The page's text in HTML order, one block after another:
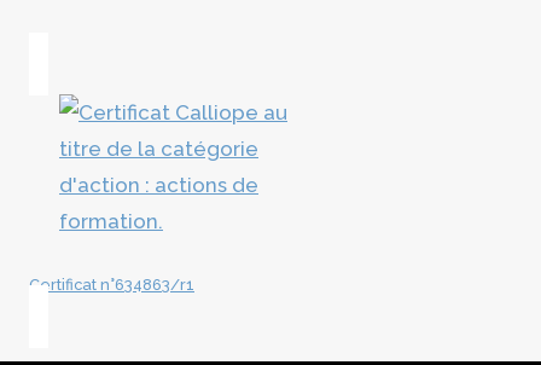
Certificat n°634863/r1